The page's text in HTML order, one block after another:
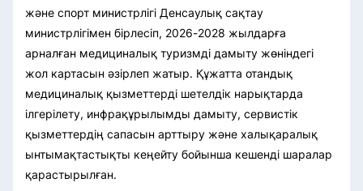
және спорт министрлігі Денсаулық сақтау
министрлігімен бірлесіп, 2026-2028 жылдарға
арналған медициналық туризмді дамыту жөніндегі
жол картасын әзірлеп жатыр. Құжатта отандық
медициналық қызметтерді шетелдік нарықтарда
ілгерілету, инфрақұрылымды дамыту, сервистік
қызметтердің сапасын арттыру және халықаралық
ынтымақтастықты кеңейту бойынша кешенді шаралар
қарастырылған.